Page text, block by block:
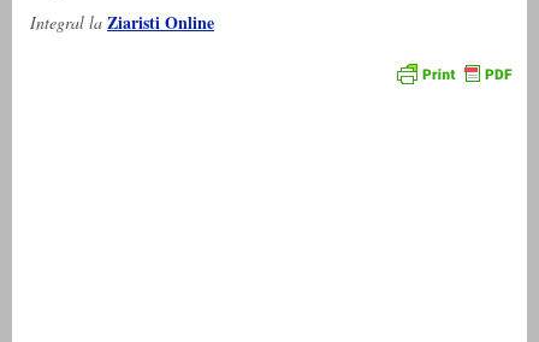
Integral la Ziaristi Online